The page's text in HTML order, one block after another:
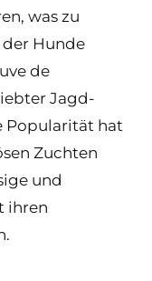
was zu
Hunde
de
Jagd-
Popularität hat
Zuchten
und
ihren